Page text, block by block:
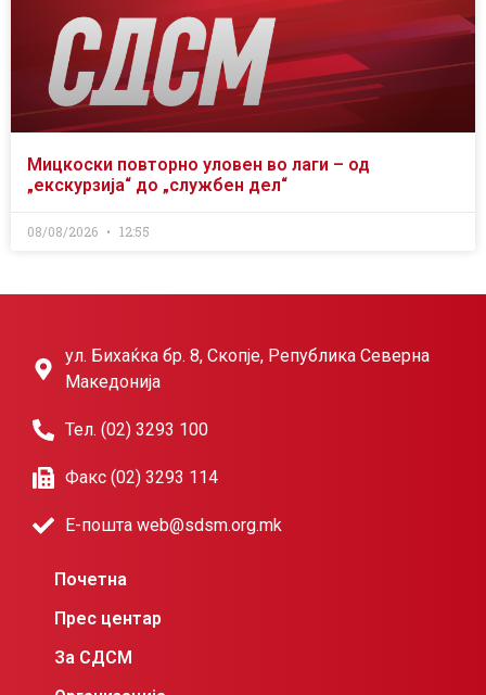
Мицкоски повторно уловен во лаги – од
„екскурзија“ до „службен дел“
08/08/2026 12:55
ул. Бихаќка бр. 8, Скопје, Република Северна
Македонија
Тел. (02) 3293 100
Факс (02) 3293 114
Е-пошта web@sdsm.org.mk
Почетна
Прес центар
За СДСМ